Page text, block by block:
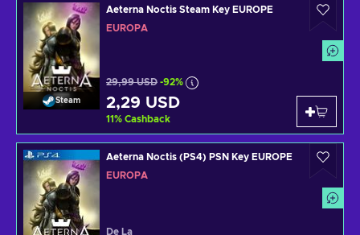
Steam
Aeterna Noctis Steam Key EUROPE
EUROPA
29,99 USD -92%
2,29 USD
11% Cashback
Aeterna Noctis (PS4) PSN Key EUROPE
EUROPA
De La